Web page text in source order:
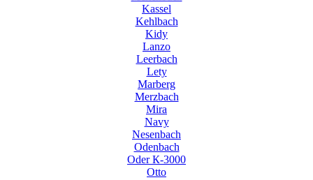
Kassel
Kehlbach
Kidy
Lanzo
Leerbach
Lety
Marberg
Merzbach
Mira
Navy
Nesenbach
Odenbach
Oder К-3000
Otto